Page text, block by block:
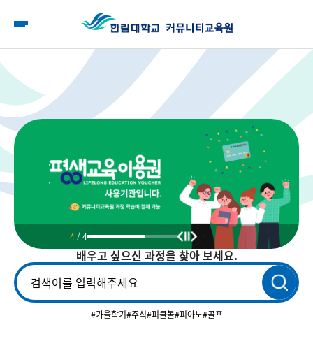
모
메
.
.
4/4
배우고 싶으신 과정을 찾아 보세요.
#가을학기#주식#피클볼#피아노#골프